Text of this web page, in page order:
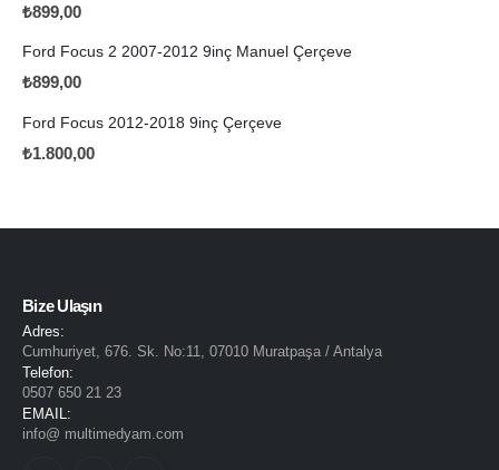
₺899,00
Ford Focus 2 2007-2012 9inç Manuel Çerçeve
₺899,00
Ford Focus 2012-2018 9inç Çerçeve
₺1.800,00
Bize Ulaşın
Adres:
Cumhuriyet, 676. Sk. No:11, 07010 Muratpaşa / Antalya
Telefon:
0507 650 21 23
EMAIL:
info@ multimedyam.com